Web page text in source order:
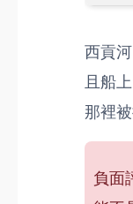
西貢
且船
那裡
負面